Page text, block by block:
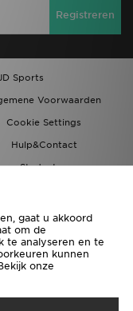
Registreren
Sports
Voorwaarden
Cookie Settings
Hulp&Contact
Studenten
gaat u akkoord
om de
te analyseren en te
kunnen
onze